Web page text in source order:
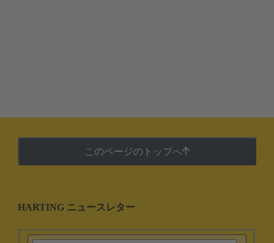
このページのトップへ
HARTING ニュースレター